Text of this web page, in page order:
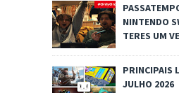
NINTENDO
TERES UM
PRINCIPAIS
JULHO 2026